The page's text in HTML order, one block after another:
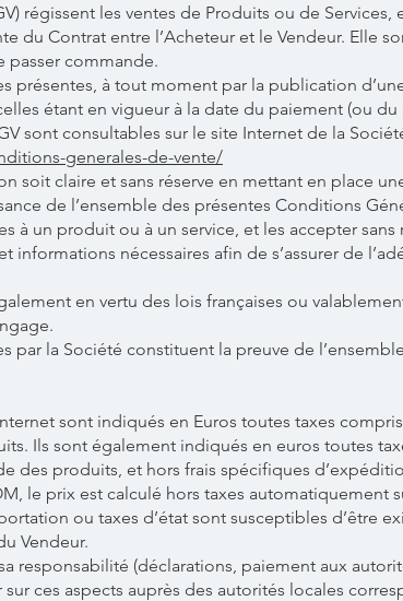
régissent les ventes de Produits ou de Services,
du Contrat entre l’Acheteur et le Vendeur. Elle
passer commande.
présentes, à tout moment par la publication
étant en vigueur à la date du paiement (ou
sont consultables sur le site Internet de la
generales-de-vente/
soit claire et sans réserve en mettant en place
de l’ensemble des présentes Conditions
à un produit ou à un service, et les accepter sans
nécessaires afin de s’assurer de
en vertu des lois françaises ou
par la Société constituent la preuve de
sont indiqués en Euros toutes taxes
Ils sont également indiqués en euros toutes
des produits, et hors frais spécifiques
le prix est calculé hors taxes automatiquement
ou taxes d’état sont susceptibles d’être
Vendeur.
responsabilité (déclarations, paiement aux
ces aspects auprès des autorités locales